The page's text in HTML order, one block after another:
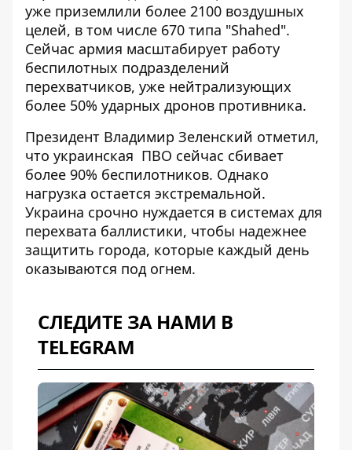
уже приземлили более 2100 воздушных
целей, в том числе 670 типа "Shahed".
Сейчас армия масштабирует работу
беспилотных подразделений
перехватчиков, уже нейтрализующих
более 50% ударных дронов противника.
Президент Владимир Зеленский отметил,
что украинская ПВО сейчас сбивает
более 90% беспилотников. Однако
нагрузка остается экстремальной.
Украина срочно нуждается в системах для
перехвата баллистики, чтобы надежнее
защитить города, которые каждый день
оказываются под огнем.
СЛЕДИТЕ ЗА НАМИ В
TELEGRAM